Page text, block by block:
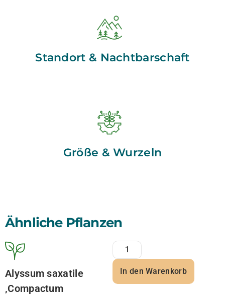
Standort & Nachtbarschaft
Größe & Wurzeln
Ähnliche Pflanzen
Alyssum saxatile
‚Compactum
In den Warenkorb